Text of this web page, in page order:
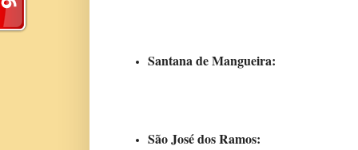
Santana de Mangueira:
São José dos Ramos: